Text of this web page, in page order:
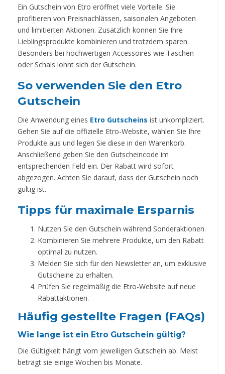
Ein Gutschein von Etro eröffnet viele Vorteile. Sie
profitieren von Preisnachlässen, saisonalen Angeboten
und limitierten Aktionen. Zusätzlich können Sie Ihre
Lieblingsprodukte kombinieren und trotzdem sparen.
Besonders bei hochwertigen Accessoires wie Taschen
oder Schals lohnt sich der Gutschein.
So verwenden Sie den Etro
Gutschein
Die Anwendung eines Etro Gutscheins ist unkompliziert.
Gehen Sie auf die offizielle Etro-Website, wählen Sie Ihre
Produkte aus und legen Sie diese in den Warenkorb.
Anschließend geben Sie den Gutscheincode im
entsprechenden Feld ein. Der Rabatt wird sofort
abgezogen. Achten Sie darauf, dass der Gutschein noch
gültig ist.
Tipps für maximale Ersparnis
Nutzen Sie den Gutschein während Sonderaktionen.
Kombinieren Sie mehrere Produkte, um den Rabatt
optimal zu nutzen.
Melden Sie sich für den Newsletter an, um exklusive
Gutscheine zu erhalten.
Prüfen Sie regelmäßig die Etro-Website auf neue
Rabattaktionen.
Häufig gestellte Fragen (FAQs)
Wie lange ist ein Etro Gutschein gültig?
Die Gültigkeit hängt vom jeweiligen Gutschein ab. Meist
beträgt sie einige Wochen bis Monate.